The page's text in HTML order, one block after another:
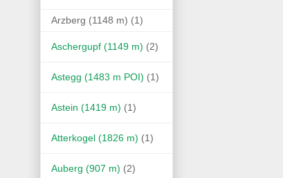
Arzberg (1148 m) (1)
Aschergupf (1149 m) (2)
Astegg (1483 m POI) (1)
Astein (1419 m) (1)
Atterkogel (1826 m) (1)
Auberg (907 m) (2)